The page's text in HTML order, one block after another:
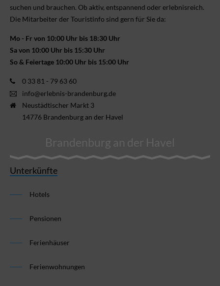
suchen und brauchen. Ob aktiv, ent­spannend oder erlebnis­reich.
Die Mitarbeiter der Touristinfo sind gern für Sie da:
Mo - Fr von 10:00 Uhr bis 18:30 Uhr
Sa von 10:00 Uhr bis 15:30 Uhr
So & Feiertage 10:00 Uhr bis 15:00 Uhr
0 33 81 - 79 63 60
info@erlebnis-brandenburg.de
Neustädtischer Markt 3
14776 Brandenburg an der Havel
Brandenburg an der Havel
Unterkünfte
Hotels
Pensionen
Ferienhäuser
Ferienwohnungen